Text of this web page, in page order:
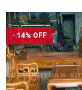
- 14% OFF